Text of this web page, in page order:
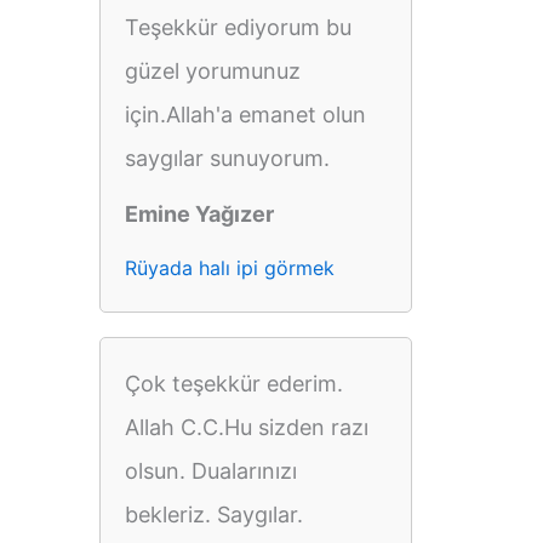
Teşekkür ediyorum bu
güzel yorumunuz
için.Allah'a emanet olun
saygılar sunuyorum.
Emine Yağızer
Rüyada halı ipi görmek
Çok teşekkür ederim.
Allah C.C.Hu sizden razı
olsun. Dualarınızı
bekleriz. Saygılar.